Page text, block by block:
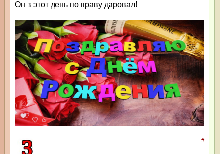
Он в этот день по праву даровал!
#